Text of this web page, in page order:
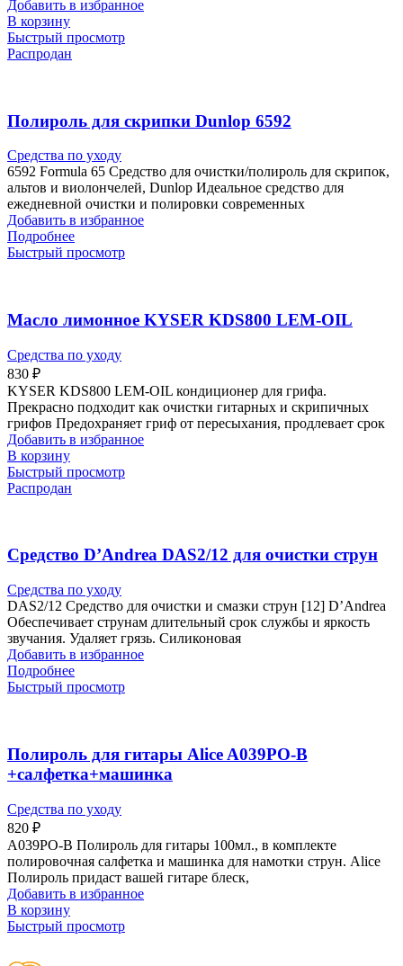
Добавить в избранное
В корзину
Быстрый просмотр
Распродан
Полироль для скрипки Dunlop 6592
Средства по уходу
6592 Formula 65 Средство для очистки/полироль для скрипок,
альтов и виолончелей, Dunlop Идеальное средство для
ежедневной очистки и полировки современных
Добавить в избранное
Подробнее
Быстрый просмотр
Масло лимонное KYSER KDS800 LEM-OIL
Средства по уходу
830 ₽
KYSER KDS800 LEM-OIL кондиционер для грифа.
Прекрасно подходит как очистки гитарных и скрипичных
грифов Предохраняет гриф от пересыхания, продлевает срок
Добавить в избранное
В корзину
Быстрый просмотр
Распродан
Средство D’Andrea DAS2/12 для очистки струн
Средства по уходу
DAS2/12 Средство для очистки и смазки струн [12] D’Andrea
Обеспечивает струнам длительный срок службы и яркость
звучания. Удаляет грязь. Силиконовая
Добавить в избранное
Подробнее
Быстрый просмотр
Полироль для гитары Alice A039PO-B
+салфетка+машинка
Средства по уходу
820 ₽
A039PO-B Полироль для гитары 100мл., в комплекте
полировочная салфетка и машинка для намотки струн. Alice
Полироль придаст вашей гитаре блеск,
Добавить в избранное
В корзину
Быстрый просмотр